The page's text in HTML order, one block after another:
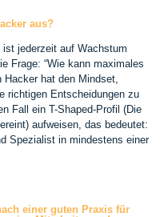
aus?
jederzeit auf Wachstum
Frage: “Wie kann maximales
Hacker hat den Mindset,
richtigen Entscheidungen zu
Fall ein T-Shaped-Profil (Die
aufweisen, das bedeutet:
Spezialist in mindestens einer
einer guten Praxis für